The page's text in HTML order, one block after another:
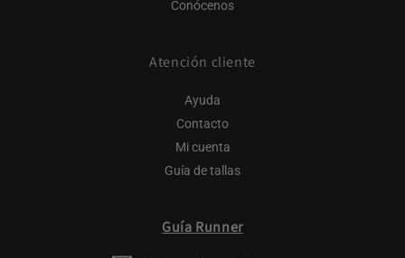
Conócenos
Atención cliente
Ayuda
Contacto
Mi cuenta
Guía de tallas
Guía Runner